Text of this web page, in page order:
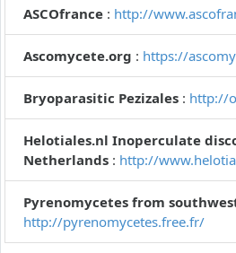
ASCOfrance : http://
Ascomycete.org : https://
Bryoparasitic Pezizales : http://
Helotiales.nl Inoperculate
Netherlands : http://
Pyrenomycetes from
http://pyrenomycetes.free.fr/